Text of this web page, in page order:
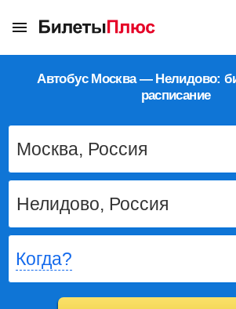
Автобус Москва — Нелидово:
расписание
Когда?